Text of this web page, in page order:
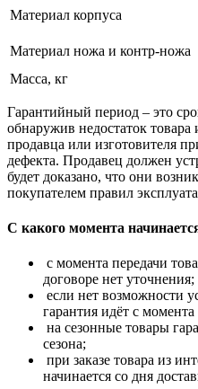
Материал корпуса
Материал ножа и контр-ножа
Масса, кг
Гарантийный период – это
обнаружив недостаток товара
продавца или изготовителя
дефекта. Продавец должен
будет доказано, что они
покупателем правил
С какого момента
с момента передачи
договоре нет уточнения;
если нет возможности
гарантия идёт с момента
на сезонные товары
сезона;
при заказе товара из
начинается со дня